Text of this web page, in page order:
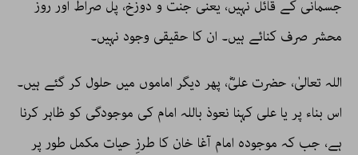
جسمانی کے قائل نہیں، یعنی جنت و دوزخ، پل صراط اور روز
محشر صرف کنائے ہیں۔ ان کا حقیقی وجود نہیں۔
اللہ تعالیٰ، حضرت علیؓ، پھر دیگر اماموں میں حلول کر گئے ہیں۔
اس بناء پر یا علی کہنا نعوذ باللہ امام کی موجودگی کو ظاہر کرنا
ہے، جب کہ موجودہ امام آغا خان کا طرزِ حیات مکمل طور پر